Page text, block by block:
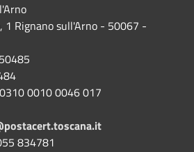
1 Rignano sull'Arno - 50067 -
0010 0046 017
834781